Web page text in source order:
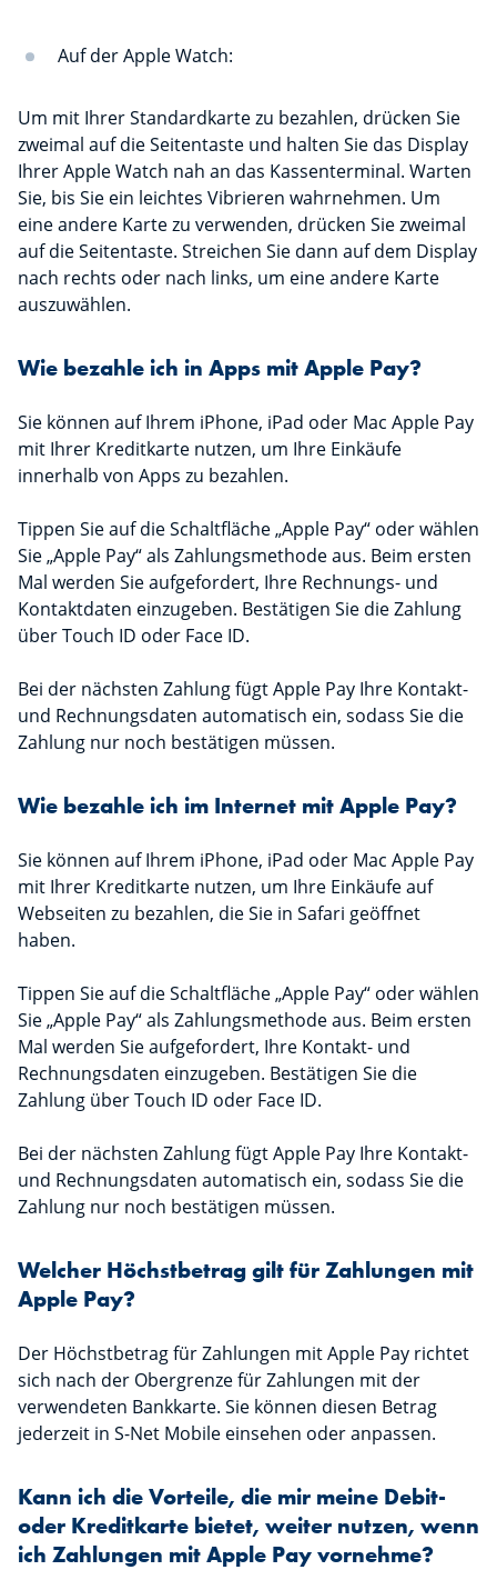
Auf der Apple Watch:
Um mit Ihrer Standardkarte zu bezahlen, drücken Sie
zweimal auf die Seitentaste und halten Sie das Display
Ihrer Apple Watch nah an das Kassenterminal. Warten
Sie, bis Sie ein leichtes Vibrieren wahrnehmen. Um
eine andere Karte zu verwenden, drücken Sie zweimal
auf die Seitentaste. Streichen Sie dann auf dem Display
nach rechts oder nach links, um eine andere Karte
auszuwählen.
Wie bezahle ich in Apps mit Apple Pay?
Sie können auf Ihrem iPhone, iPad oder Mac Apple Pay
mit Ihrer Kreditkarte nutzen, um Ihre Einkäufe
innerhalb von Apps zu bezahlen.
Tippen Sie auf die Schaltfläche „Apple Pay“ oder wählen
Sie „Apple Pay“ als Zahlungsmethode aus. Beim ersten
Mal werden Sie aufgefordert, Ihre Rechnungs- und
Kontaktdaten einzugeben. Bestätigen Sie die Zahlung
über Touch ID oder Face ID.
Bei der nächsten Zahlung fügt Apple Pay Ihre Kontakt-
und Rechnungsdaten automatisch ein, sodass Sie die
Zahlung nur noch bestätigen müssen.
Wie bezahle ich im Internet mit Apple Pay?
Sie können auf Ihrem iPhone, iPad oder Mac Apple Pay
mit Ihrer Kreditkarte nutzen, um Ihre Einkäufe auf
Webseiten zu bezahlen, die Sie in Safari geöffnet
haben.
Tippen Sie auf die Schaltfläche „Apple Pay“ oder wählen
Sie „Apple Pay“ als Zahlungsmethode aus. Beim ersten
Mal werden Sie aufgefordert, Ihre Kontakt- und
Rechnungsdaten einzugeben. Bestätigen Sie die
Zahlung über Touch ID oder Face ID.
Bei der nächsten Zahlung fügt Apple Pay Ihre Kontakt-
und Rechnungsdaten automatisch ein, sodass Sie die
Zahlung nur noch bestätigen müssen.
Welcher Höchstbetrag gilt für Zahlungen mit
Apple Pay?
Der Höchstbetrag für Zahlungen mit Apple Pay richtet
sich nach der Obergrenze für Zahlungen mit der
verwendeten Bankkarte. Sie können diesen Betrag
jederzeit in S-Net Mobile einsehen oder anpassen.
Kann ich die Vorteile, die mir meine Debit-
oder Kreditkarte bietet, weiter nutzen, wenn
ich Zahlungen mit Apple Pay vornehme?